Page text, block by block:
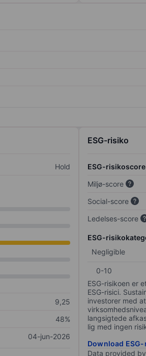
Hold
9,25
48%
04-jun-2026
ESG-risiko
ESG-risikoscore
Miljø-score
Social-score
Ledelses-score
ESG-
Negligible
0-10
ESG-risikoen er
ESG-risici.
investorer med
langsigtede
lig med ingen
Download
Data provided by